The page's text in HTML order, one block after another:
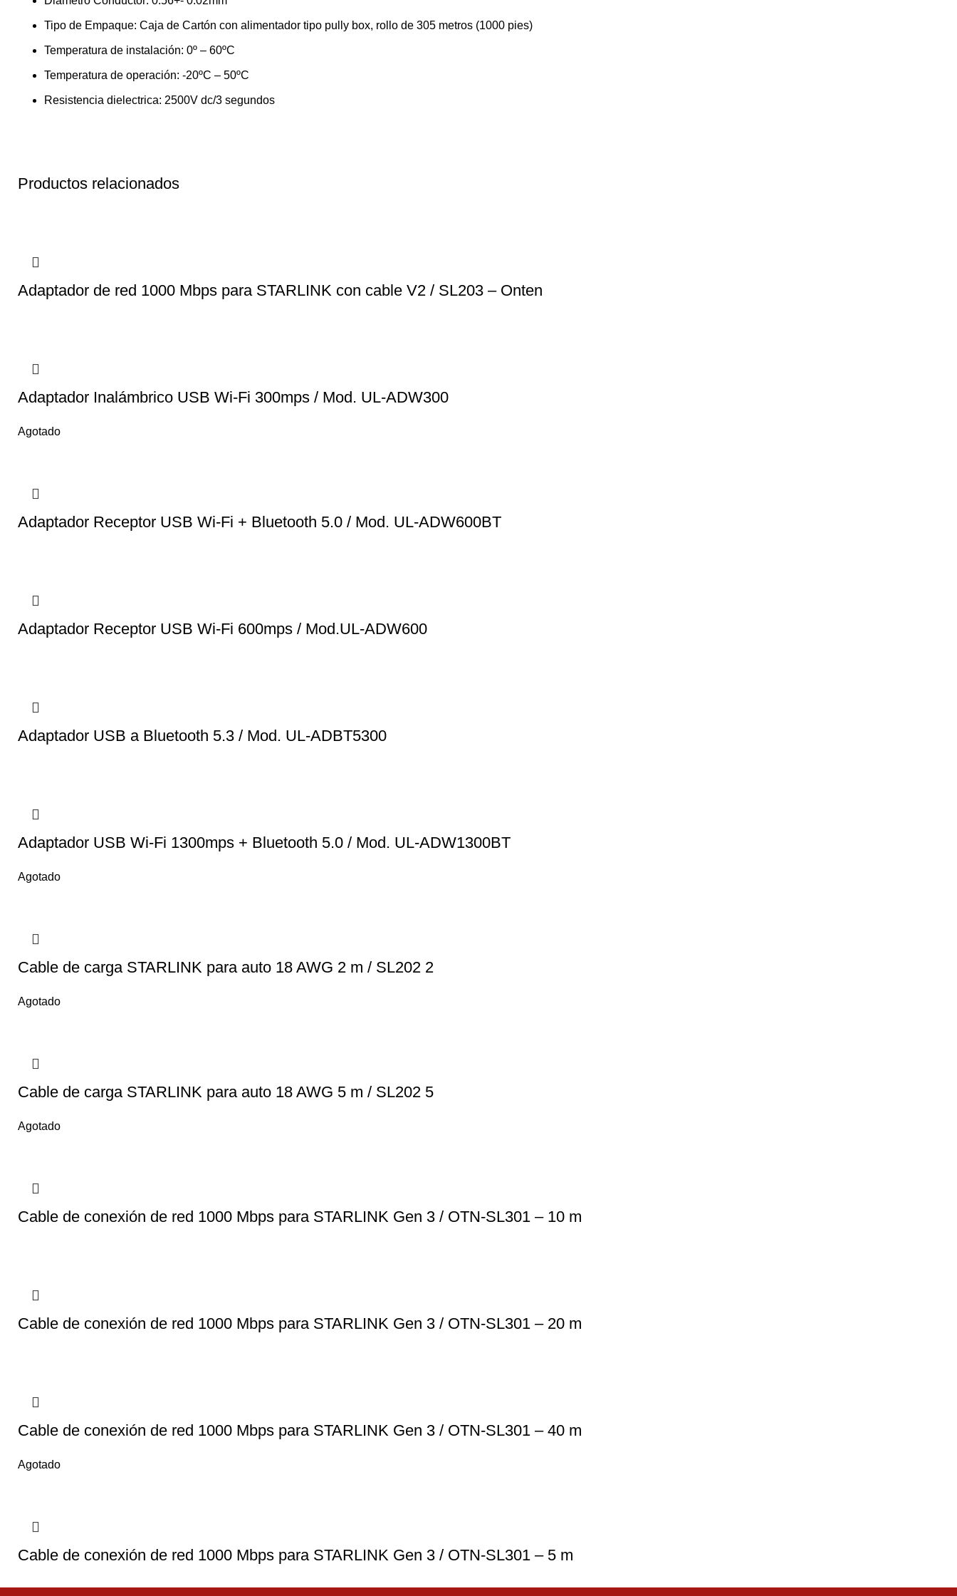
Tipo de Empaque: Caja de Cartón con alimentador tipo pully box, rollo de 305 metros (1000 pies)
Temperatura de instalación: 0º – 60ºC
Temperatura de operación: -20ºC – 50ºC
Resistencia dielectrica: 2500V dc/3 segundos
Productos relacionados
Adaptador de red 1000 Mbps para STARLINK con cable V2 / SL203 – Onten
Adaptador Inalámbrico USB Wi-Fi 300mps / Mod. UL-ADW300
Agotado
Adaptador Receptor USB Wi-Fi + Bluetooth 5.0 / Mod. UL-ADW600BT
Adaptador Receptor USB Wi-Fi 600mps / Mod.UL-ADW600
Adaptador USB a Bluetooth 5.3 / Mod. UL-ADBT5300
Adaptador USB Wi-Fi 1300mps + Bluetooth 5.0 / Mod. UL-ADW1300BT
Agotado
Cable de carga STARLINK para auto 18 AWG 2 m / SL202 2
Agotado
Cable de carga STARLINK para auto 18 AWG 5 m / SL202 5
Agotado
Cable de conexión de red 1000 Mbps para STARLINK Gen 3 / OTN-SL301 – 10 m
Cable de conexión de red 1000 Mbps para STARLINK Gen 3 / OTN-SL301 – 20 m
Cable de conexión de red 1000 Mbps para STARLINK Gen 3 / OTN-SL301 – 40 m
Agotado
Cable de conexión de red 1000 Mbps para STARLINK Gen 3 / OTN-SL301 – 5 m